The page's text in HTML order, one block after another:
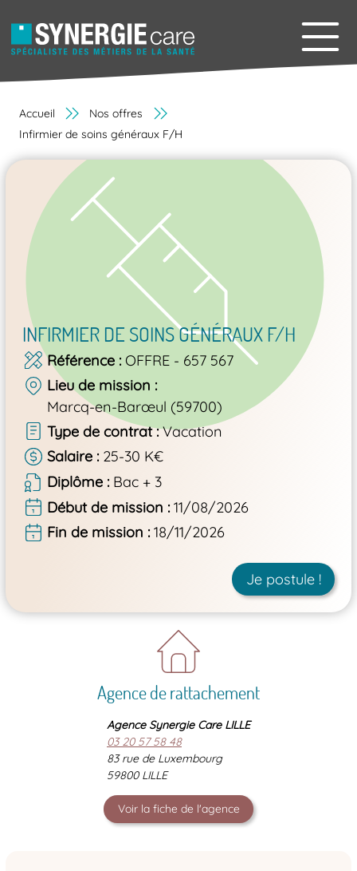
Accueil
Nos offres
Infirmier de soins généraux F/H
INFIRMIER DE SOINS GÉNÉRAUX F/H
Référence OFFRE - 657 567
Lieu de mission
Marcq-en-Barœul (59700)
Type de contrat Vacation
Salaire
25-30 K€
Diplôme
Bac + 3
Début de mission
11/08/2026
Fin de mission
18/11/2026
Je postule !
Agence de rattachement
Agence Synergie Care LILLE
03 20 57 58 48
83 rue de Luxembourg
59800 LILLE
Voir la fiche de l'agence